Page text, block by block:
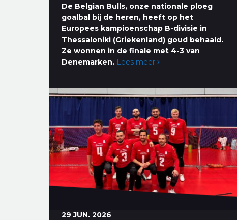
De Belgian Bulls, onze nationale ploeg
goalbal bij de heren, heeft op het
Europees kampioenschap B-divisie in
Thessaloniki (Griekenland) goud behaald.
Ze wonnen in de finale met 4-3 van
Denemarken. Lees meer
29 JUN. 2026